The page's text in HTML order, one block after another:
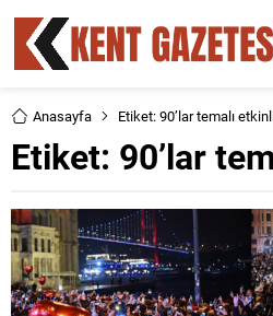
Anasayfa Etiket: 90’lar temalı
Etiket: 90’lar